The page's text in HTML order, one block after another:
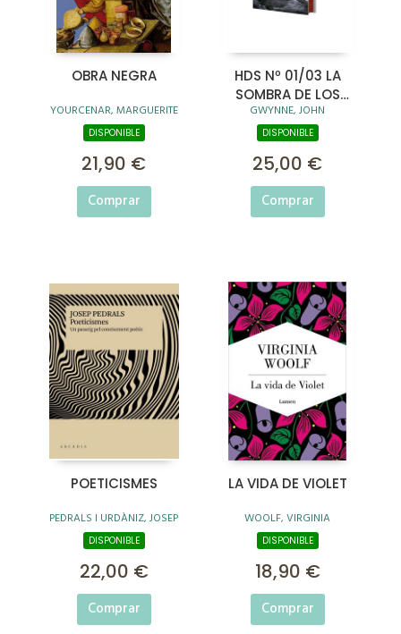
OBRA NEGRA
YOURCENAR, MARGUERITE
DISPONIBLE
21,90 €
Comprar
HDS Nº 01/03 LA
SOMBRA DE LOS
DIOSES (CANTOS
TINTADOS)
GWYNNE, JOHN
DISPONIBLE
25,00 €
Comprar
POETICISMES
PEDRALS I URDÀNIZ, JOSEP
DISPONIBLE
22,00 €
Comprar
LA VIDA DE VIOLET
WOOLF, VIRGINIA
DISPONIBLE
18,90 €
Comprar